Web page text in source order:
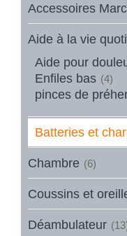
Accessoires
Aide à la vie
Aide pour
Enfiles bas (4)
pinces de
Batteries et
Chambre (6)
Coussins et
Déambulateur